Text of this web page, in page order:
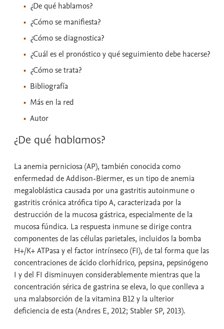
¿De qué hablamos?
¿Cómo se manifiesta?
¿Cómo se diagnostica?
¿Cuál es el pronóstico y qué seguimiento debe hacerse?
¿Cómo se trata?
Bibliografía
Más en la red
Autor
¿De qué hablamos?
La anemia perniciosa (AP), también conocida como
enfermedad de Addison-Biermer, es un tipo de anemia
megaloblástica causada por una gastritis autoinmune o
gastritis crónica atrófica tipo A, caracterizada por la
destrucción de la mucosa gástrica, especialmente de la
mucosa fúndica. La respuesta inmune se dirige contra
componentes de las células parietales, incluidos la bomba
H+/K+ ATPasa y el factor intrínseco (FI), de tal forma que las
concentraciones de ácido clorhídrico, pepsina, pepsinógeno
I y del FI disminuyen considerablemente mientras que la
concentración sérica de gastrina se eleva, lo que conlleva a
una malabsorción de la vitamina B12 y la ulterior
deficiencia de esta (Andres E, 2012; Stabler SP, 2013).